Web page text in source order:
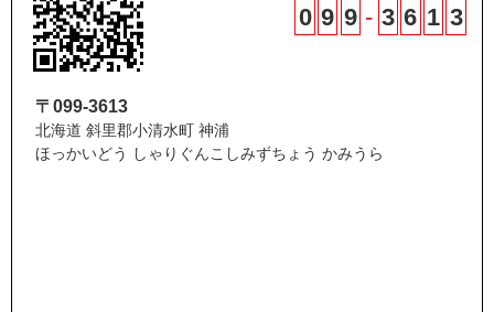
0 9 9 - 3 6 1 3
〒099-3613
北海道 斜里郡小清水町 神浦
ほっかいどう しゃりぐんこしみずちょう かみうら